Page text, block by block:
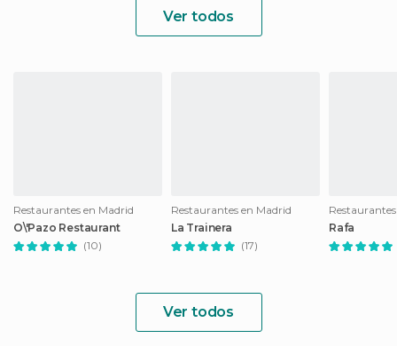
Ver todos
Restaurantes en Madrid
O\'Pazo Restaurant
(10)
Restaurantes en Madrid
La Trainera
(17)
Rafa
Ver todos